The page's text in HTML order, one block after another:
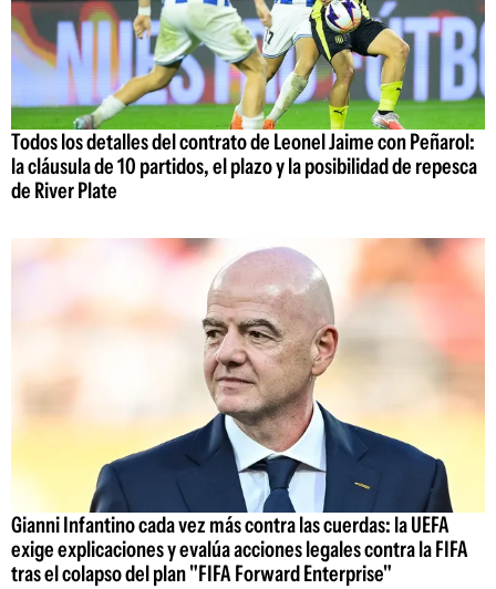
Todos los detalles del contrato de Leonel Jaime con Peñarol:
la cláusula de 10 partidos, el plazo y la posibilidad de repesca
de River Plate
Gianni Infantino cada vez más contra las cuerdas: la UEFA
exige explicaciones y evalúa acciones legales contra la FIFA
tras el colapso del plan "FIFA Forward Enterprise"